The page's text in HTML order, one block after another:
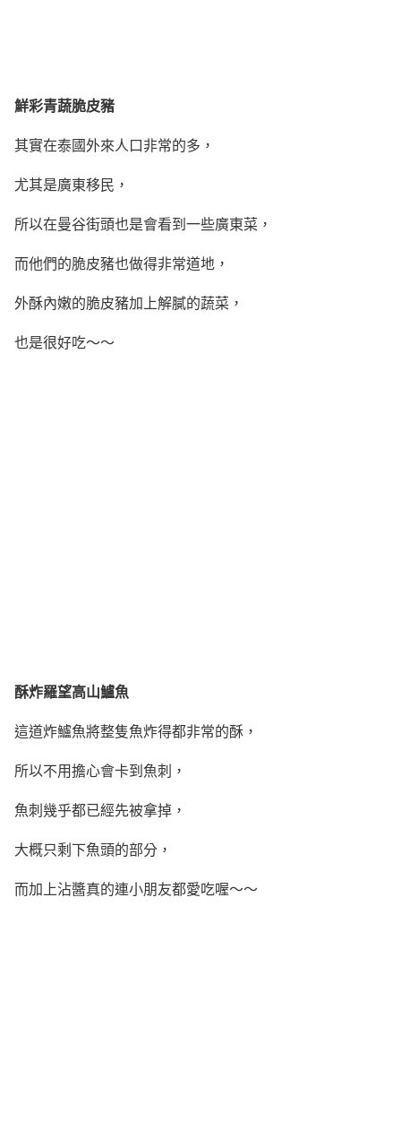
鮮彩青蔬脆皮豬
其實在泰國外來人口非常的多，
尤其是廣東移民，
所以在曼谷街頭也是會看到一些廣東菜，
而他們的脆皮豬也做得非常道地，
外酥內嫩的脆皮豬加上解膩的蔬菜，
也是很好吃～～
酥炸羅望高山鱸魚
這道炸鱸魚將整隻魚炸得都非常的酥，
所以不用擔心會卡到魚刺，
魚刺幾乎都已經先被拿掉，
大概只剩下魚頭的部分，
而加上沾醬真的連小朋友都愛吃喔～～